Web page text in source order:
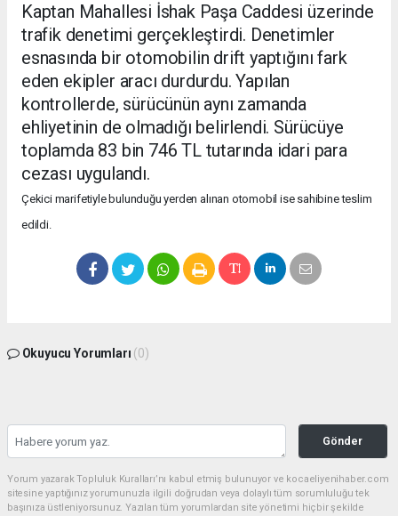
Kaptan Mahallesi İshak Paşa Caddesi üzerinde
trafik denetimi gerçekleştirdi. Denetimler
esnasında bir otomobilin drift yaptığını fark
eden ekipler aracı durdurdu. Yapılan
kontrollerde, sürücünün aynı zamanda
ehliyetinin de olmadığı belirlendi. Sürücüye
toplamda 83 bin 746 TL tutarında idari para
cezası uygulandı.
Çekici marifetiyle bulunduğu yerden alınan otomobil ise sahibine teslim
edildi.
Okuyucu Yorumları (0)
Gönder
Yorum yazarak Topluluk Kuralları’nı kabul etmiş bulunuyor ve kocaeliyenihaber.com
sitesine yaptığınız yorumunuzla ilgili doğrudan veya dolaylı tüm sorumluluğu tek
başınıza üstleniyorsunuz. Yazılan tüm yorumlardan site yönetimi hiçbir şekilde